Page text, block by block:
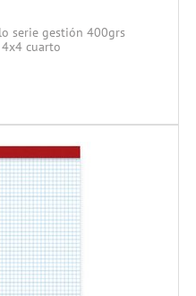
serie gestión 400grs
cuarto